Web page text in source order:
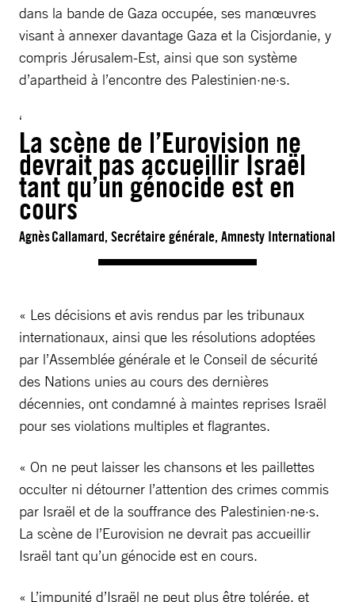
dans la bande de Gaza occupée, ses manœuvres
visant à annexer davantage Gaza et la Cisjordanie, y
compris Jérusalem-Est, ainsi que son système
d’apartheid à l’encontre des Palestinien·ne·s.
La scène de l’Eurovision ne
devrait pas accueillir Israël
tant qu’un génocide est en
cours
Agnès Callamard, Secrétaire générale, Amnesty International
« Les décisions et avis rendus par les tribunaux
internationaux, ainsi que les résolutions adoptées
par l’Assemblée générale et le Conseil de sécurité
des Nations unies au cours des dernières
décennies, ont condamné à maintes reprises Israël
pour ses violations multiples et flagrantes.
« On ne peut laisser les chansons et les paillettes
occulter ni détourner l’attention des crimes commis
par Israël et de la souffrance des Palestinien·ne·s.
La scène de l’Eurovision ne devrait pas accueillir
Israël tant qu’un génocide est en cours.
« L’impunité d’Israël ne peut plus être tolérée, et